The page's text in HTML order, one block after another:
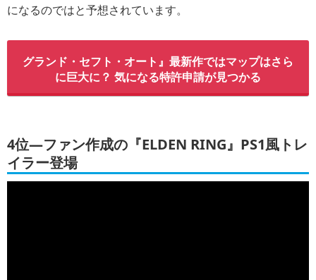
になるのではと予想されています。
グランド・セフト・オート』最新作ではマップはさら
に巨大に？ 気になる特許申請が見つかる
4位―ファン作成の『ELDEN RING』PS1風トレ
イラー登場